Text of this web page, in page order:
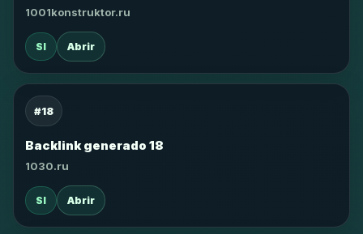
1001konstruktor.ru
SI Abrir
#18
Backlink generado 18
1030.ru
SI Abrir